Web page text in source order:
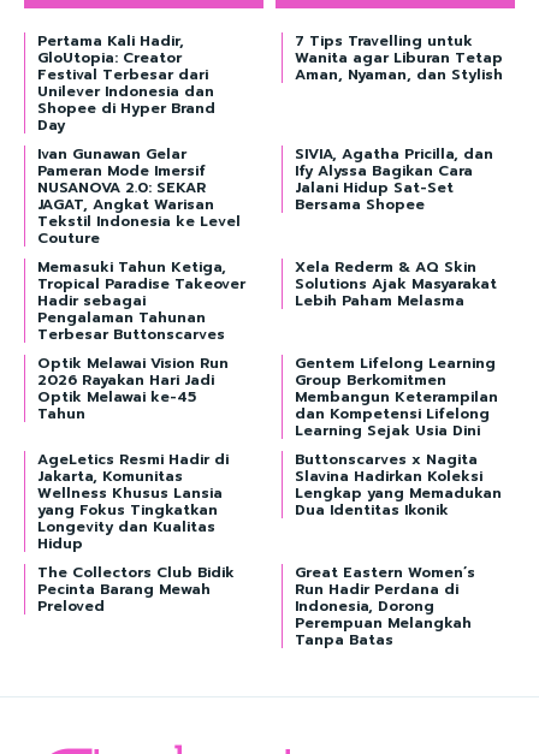
Pertama Kali Hadir,
GloUtopia: Creator
Festival Terbesar dari
Unilever Indonesia dan
Shopee di Hyper Brand
Day
7 Tips Travelling untuk
Wanita agar Liburan Tetap
Aman, Nyaman, dan Stylish
Ivan Gunawan Gelar
Pameran Mode Imersif
NUSANOVA 2.0: SEKAR
JAGAT, Angkat Warisan
Tekstil Indonesia ke Level
Couture
SIVIA, Agatha Pricilla, dan
Ify Alyssa Bagikan Cara
Jalani Hidup Sat-Set
Bersama Shopee
Memasuki Tahun Ketiga,
Tropical Paradise Takeover
Hadir sebagai
Pengalaman Tahunan
Terbesar Buttonscarves
Xela Rederm & AQ Skin
Solutions Ajak Masyarakat
Lebih Paham Melasma
Optik Melawai Vision Run
2026 Rayakan Hari Jadi
Optik Melawai ke-45
Tahun
Gentem Lifelong Learning
Group Berkomitmen
Membangun Keterampilan
dan Kompetensi Lifelong
Learning Sejak Usia Dini
AgeLetics Resmi Hadir di
Jakarta, Komunitas
Wellness Khusus Lansia
yang Fokus Tingkatkan
Longevity dan Kualitas
Hidup
Buttonscarves x Nagita
Slavina Hadirkan Koleksi
Lengkap yang Memadukan
Dua Identitas Ikonik
The Collectors Club Bidik
Pecinta Barang Mewah
Preloved
Great Eastern Women’s
Run Hadir Perdana di
Indonesia, Dorong
Perempuan Melangkah
Tanpa Batas